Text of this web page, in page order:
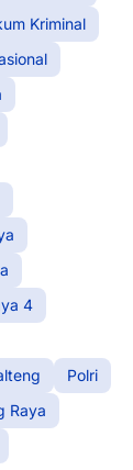
Kriminal
4
Polri
Raya